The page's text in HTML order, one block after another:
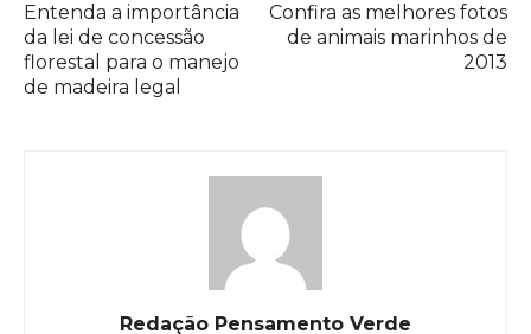
Entenda a importância
da lei de concessão
florestal para o manejo
de madeira legal
Confira as melhores fotos
de animais marinhos de
2013
Redação Pensamento Verde